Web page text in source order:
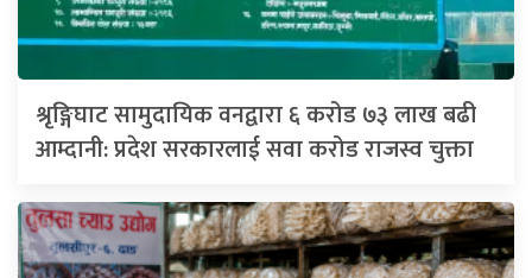
श्रृङ्गिघाट सामुदायिक वनद्वारा ६ करोड ७३ लाख बढी
आम्दानी: प्रदेश सरकारलाई सवा करोड राजस्व चुक्ता